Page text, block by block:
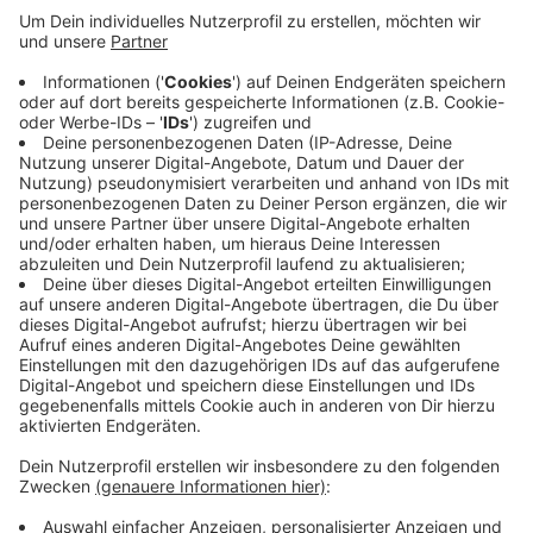
Anzeige
Nur wenn man auch gegen Herkenrath puntken würde,
wäre der Sieg gegen Essen auch etwas wert, sagte
Trainer Markus Zschiesche. Deshalb will er mit seiner
Mannschaft wieder gute Ideen entwickeln, um am
Ende zum Erfolg zu kommen. Anstoß im Sportpark
Nord ist um 19.30 Uhr.
SD
Anzeige